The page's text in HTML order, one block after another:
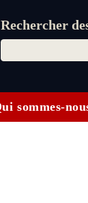
Rechercher
sommes-